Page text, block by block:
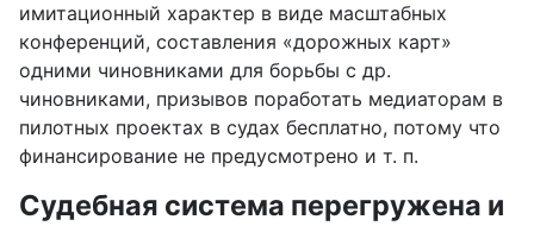
имитационный характер в виде масштабных
конференций, составления «дорожных карт»
одними чиновниками для борьбы с др.
чиновниками, призывов поработать медиаторам в
пилотных проектах в судах бесплатно, потому что
финансирование не предусмотрено и т. п.
Судебная система перегружена и